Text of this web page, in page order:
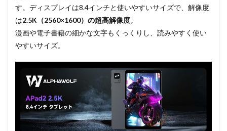
す。ディスプレイは8.4インチと使いやすいサイズで、解像度
は2.5K（2560×1600）の超高解像度。
漫画や電子書籍の細かな文字もくっくりし、読みやすく使い
やすいサイズ。